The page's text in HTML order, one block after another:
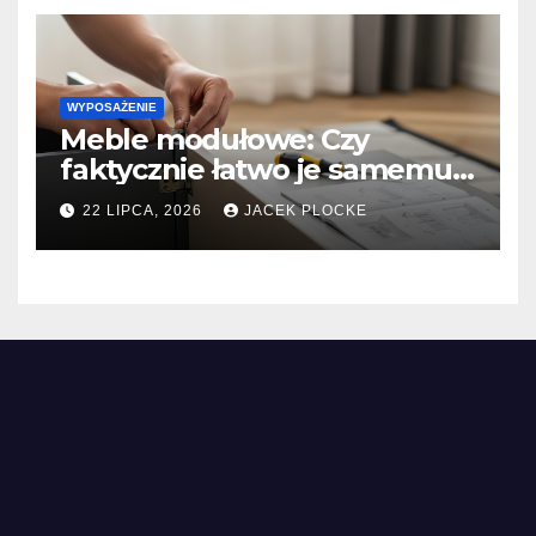
WYPOSAŻENIE
Meble modułowe: Czy
faktycznie łatwo je samemu
złożyć i jakie 'niespodzianki’
czekają w instrukcjach DIY?
22 LIPCA, 2026 JACEK PLOCKE